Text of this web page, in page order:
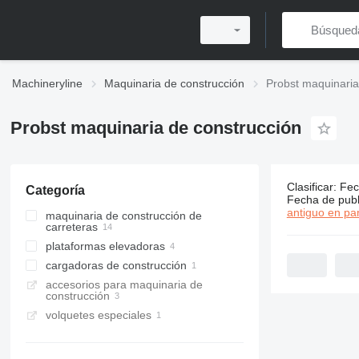
Machineryline Maquinaria de construcción Probst
Probst maquinaria de construcción
Categoría
maquinaria de construcción de
carreteras
máquinas de colocación de
plataformas elevadoras
elevadores por vacío
cargadoras de construcción
cargadoras de ruedas
accesorios para maquinaria de
construcción
volquetes especiales
19
Clasificar:
Fecha de
antiguo en